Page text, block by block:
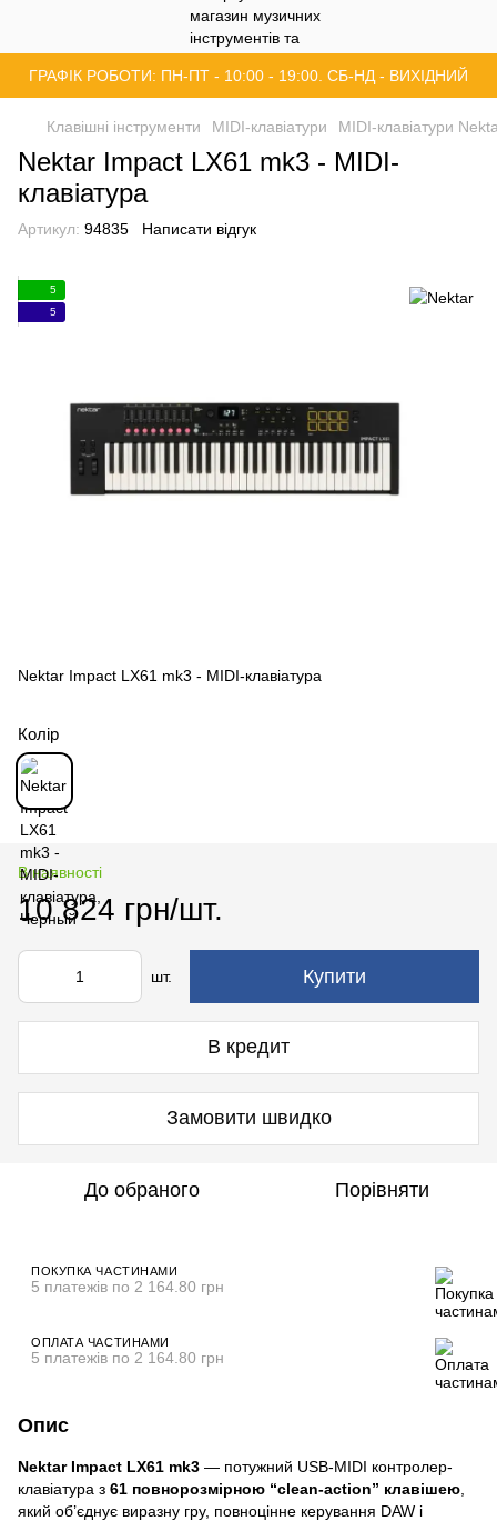
ГРАФІК РОБОТИ: ПН-ПТ - 10:00 - 19:00. СБ-НД - ВИХІДНИЙ
Клавішні інструменти MIDI-клавіатури MIDI-клавіатури
Nektar Impact LX61 mk3 - MIDI-
клавіатура
Артикул: 94835 Написати відгук
5
5
Nektar Impact LX61 mk3 - MIDI-клавіатура
Колір
В наявності
10 824 грн/шт.
шт. Купити
В кредит
Замовити швидко
До обраного Порівняти
ПОКУПКА ЧАСТИНАМИ
5 платежів по 2 164.80 грн
ОПЛАТА ЧАСТИНАМИ
5 платежів по 2 164.80 грн
Опис
Nektar Impact LX61 mk3 — потужний USB-MIDI контролер-
клавіатура з 61 повнорозмірною “clean-action” клавішею
який об’єднує виразну гру, повноцінне керування DAW і